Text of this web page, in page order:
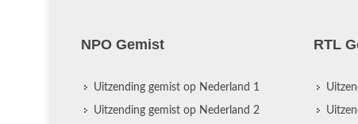
NPO Gemist
Uitzending gemist op Nederland 1
Uitzending gemist op Nederland 2
RTL